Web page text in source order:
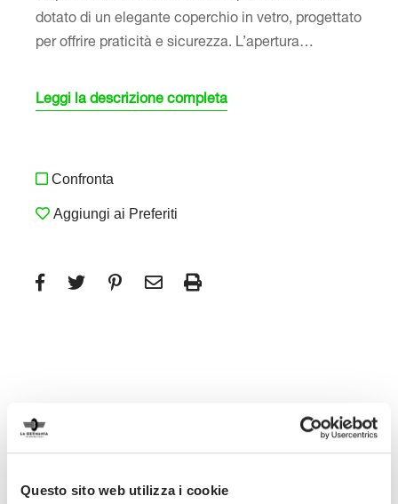
Questo sito web utilizza i cookie
dotato di un elegante coperchio in vetro, progettato
per offrire praticità e sicurezza. L’apertura…
Leggi la descrizione completa
Confronta
Aggiungi ai Preferiti
Design funzionale